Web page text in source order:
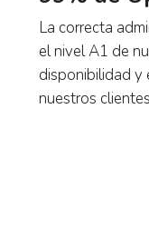
99% de
La correcta
y el nivel A1
alta